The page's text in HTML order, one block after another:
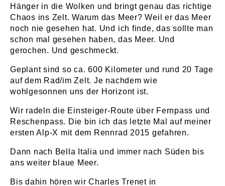
Hänger in die Wolken und bringt genau das richtige
Chaos ins Zelt. Warum das Meer? Weil er das Meer
noch nie gesehen hat. Und ich finde, das sollte man
schon mal gesehen haben, das Meer. Und
gerochen. Und geschmeckt.
Geplant sind so ca. 600 Kilometer und rund 20 Tage
auf dem Rad/im Zelt. Je nachdem wie
wohlgesonnen uns der Horizont ist.
Wir radeln die Einsteiger-Route über Fernpass und
Reschenpass. Die bin ich das letzte Mal auf meiner
ersten Alp-X mit dem Rennrad 2015 gefahren.
Dann nach Bella Italia und immer nach Süden bis
ans weiter blaue Meer.
Bis dahin hören wir Charles Trenet in